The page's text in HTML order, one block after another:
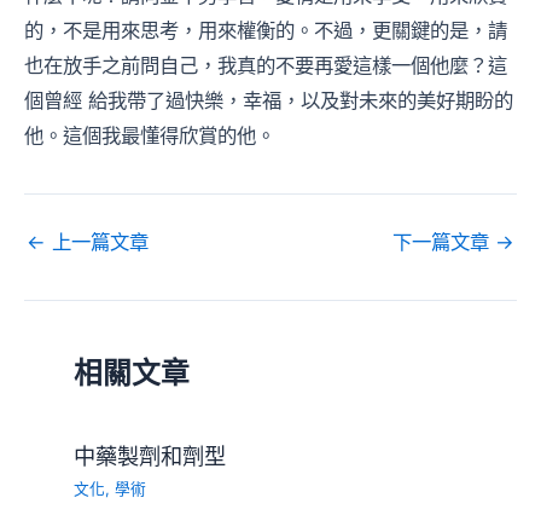
的，不是用來思考，用來權衡的。不過，更關鍵的是，請
也在放手之前問自己，我真的不要再愛這樣一個他麼？這
個曾經 給我帶了過快樂，幸福，以及對未來的美好期盼的
他。這個我最懂得欣賞的他。
← 上一篇文章 下一篇文章 →
相關文章
中藥製劑和劑型
文化,學術